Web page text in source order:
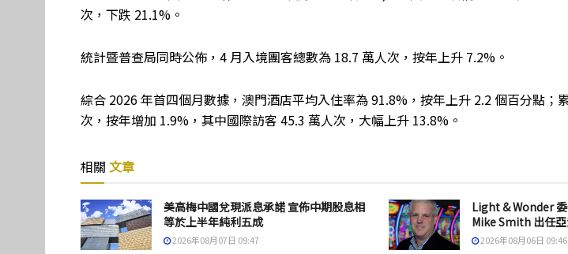
次，下跌 21.1%。
統計暨普查局同時公佈，4 月入境團客總數為 18.7 萬人次，按年上升 7.2%。
綜合 2026 年首四個月數據，澳門酒店平均入住率為 91.8%，按年上升 2.2 個百分點；
次，按年增加 1.9%，其中國際訪客 45.3 萬人次，大幅上升 13.8%。
相關 文章
美高梅中國兌現派息承諾 宣佈中期股息相
等於上半年純利五成
2026年08月07日 09:47
Light & Wonder
Mike Smith 出任
2026年08月06日 09:46